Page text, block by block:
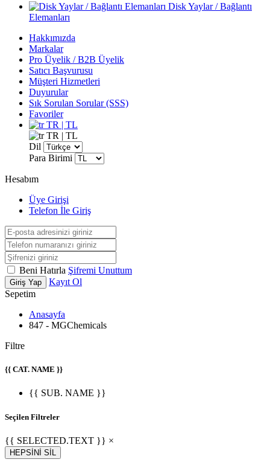
Disk Yaylar / Bağlantı
Elemanları
Hakkımızda
Markalar
Pro Üyelik / B2B Üyelik
Satıcı Başvurusu
Müşteri Hizmetleri
Duyurular
Sık Sorulan Sorular (SSS)
Favoriler
TR | TL
TR | TL
Dil
Para Birimi
Hesabım
Üye Girişi
Telefon İle Giriş
Beni Hatırla Şifremi Unuttum
Giriş Yap
Kayıt Ol
Sepetim
Anasayfa
847 - MGChemicals
Filtre
{{ CAT. NAME }}
{{ SUB. NAME }}
Seçilen Filtreler
{{ SELECTED.TEXT }} ×
HEPSİNİ SİL